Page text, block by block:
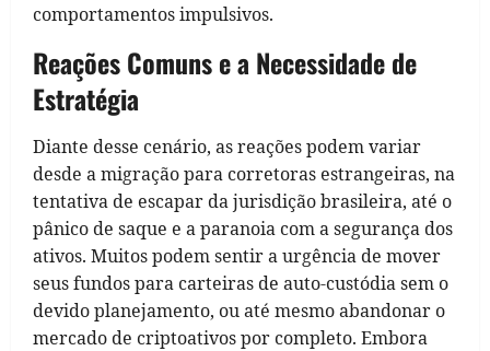
comportamentos impulsivos.
Reações Comuns e a Necessidade de
Estratégia
Diante desse cenário, as reações podem variar
desde a migração para corretoras estrangeiras, na
tentativa de escapar da jurisdição brasileira, até o
pânico de saque e a paranoia com a segurança dos
ativos. Muitos podem sentir a urgência de mover
seus fundos para carteiras de auto-custódia sem o
devido planejamento, ou até mesmo abandonar o
mercado de criptoativos por completo. Embora